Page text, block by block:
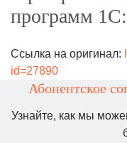
программ
Ссылка на оригинал:
id=27890
Абонентское
Узнайте, как мы